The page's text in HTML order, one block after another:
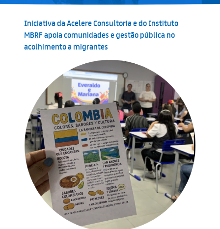
Iniciativa da Acelere Consultoria e do Instituto
MBRF apoia comunidades e gestão pública no
acolhimento a migrantes